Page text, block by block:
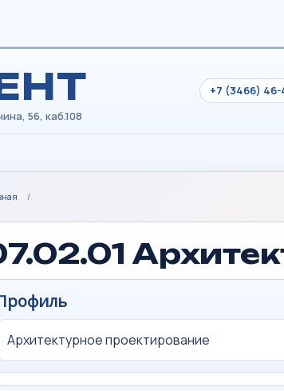
+7 (3466)
/
Архитектурное проектирование